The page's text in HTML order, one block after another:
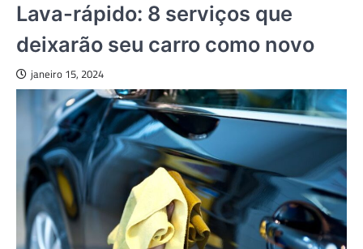
Lava-rápido: 8 serviços que
deixarão seu carro como novo
janeiro 15, 2024